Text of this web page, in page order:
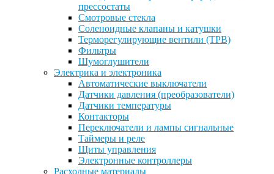
прессостаты
Смотровые стекла
Соленоидные клапаны и катушки
Терморегулирующие вентили (ТРВ)
Фильтры
Шумоглушители
Электрика и электроника
Автоматические выключатели
Датчики давления (преобразователи)
Датчики температуры
Контакторы
Переключатели и лампы сигнальные
Таймеры и реле
Щиты управления
Электронные контроллеры
Расходные материалы